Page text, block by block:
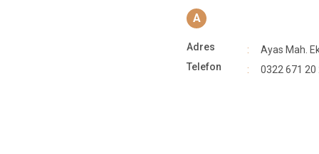
A
Adres
Ayas Mah.
Telefon
0322 671 20